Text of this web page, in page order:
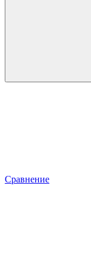
Сравнение